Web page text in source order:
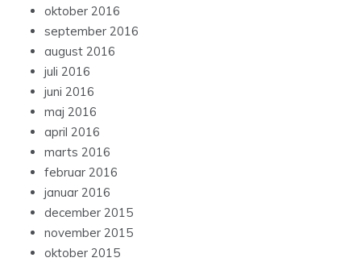
oktober 2016
september 2016
august 2016
juli 2016
juni 2016
maj 2016
april 2016
marts 2016
februar 2016
januar 2016
december 2015
november 2015
oktober 2015